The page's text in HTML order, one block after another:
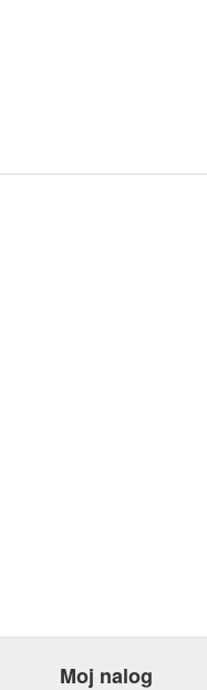
Moj nalog